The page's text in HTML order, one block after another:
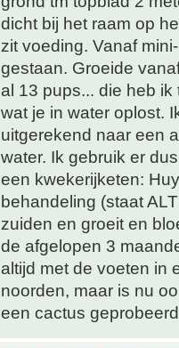
dicht bij het raam op
zit voeding. Vanaf
gestaan. Groeide
al 13 pups... die heb
wat je in water oplost.
uitgerekend naar een
water. Ik gebruik er
een kwekerijketen:
behandeling (staat
zuiden en groeit en
de afgelopen 3
altijd met de voeten in
noorden, maar is nu
een cactus